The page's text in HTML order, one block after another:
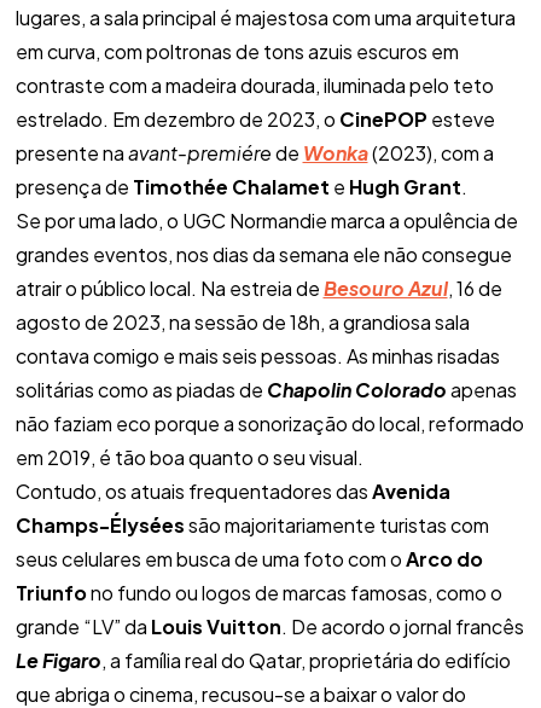
lugares, a sala principal é majestosa com uma arquitetura
em curva, com poltronas de tons azuis escuros em
contraste com a madeira dourada, iluminada pelo teto
estrelado. Em dezembro de 2023, o CinePOP esteve
presente naavant-premiérede Wonka(2023), com a
presença de Timothée Chalamet e Hugh Grant.
Se por uma lado, o UGC Normandie marca a opulência de
grandes eventos, nos dias da semana ele não consegue
atrair o público local. Na estreia deBesouro Azul, 16 de
agosto de 2023, na sessão de 18h, a grandiosa sala
contava comigo e mais seis pessoas. As minhas risadas
solitárias como as piadas de Chapolin Coloradoapenas
não faziam eco porque a sonorização do local, reformado
em 2019, é tão boa quanto o seu visual.
Contudo, os atuais frequentadores dasAvenida
Champs-Élyséessão majoritariamente turistas com
seus celulares em busca de uma foto com oArco do
Triunfono fundo ou logos de marcas famosas, como o
grande “LV” da Louis Vuitton. De acordo o jornal francês
Le Figaro, a família real do Qatar, proprietária do edifício
que abriga o cinema, recusou-se a baixar o valor do